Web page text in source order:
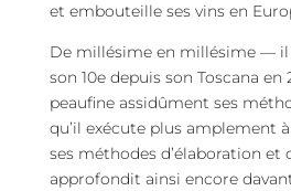
et embouteille ses vins en
De millésime en millésime — il
son 10e depuis son Toscana
peaufine assidûment ses
qu’il exécute plus amplement
ses méthodes d’élaboration et
approfondit ainsi encore